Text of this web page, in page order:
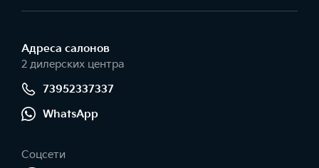
Адреса салонов
2 дилерских центра
73952337337
WhatsApp
Соцсети